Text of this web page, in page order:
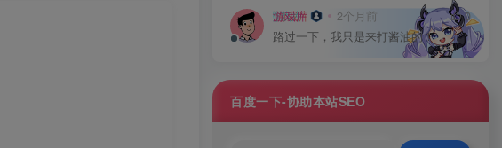
游戏库 2个月前
0
路过一下，我只是来打酱油的！
百度一下-协助本站SEO